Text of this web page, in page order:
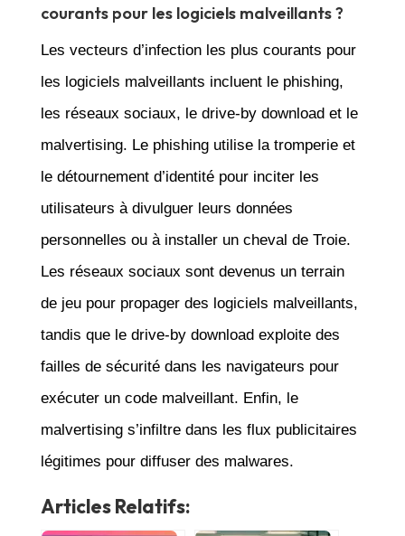
courants pour les logiciels malveillants ?
Les vecteurs d’infection les plus courants pour
les logiciels malveillants incluent le phishing,
les réseaux sociaux, le drive-by download et le
malvertising. Le phishing utilise la tromperie et
le détournement d’identité pour inciter les
utilisateurs à divulguer leurs données
personnelles ou à installer un cheval de Troie.
Les réseaux sociaux sont devenus un terrain
de jeu pour propager des logiciels malveillants,
tandis que le drive-by download exploite des
failles de sécurité dans les navigateurs pour
exécuter un code malveillant. Enfin, le
malvertising s’infiltre dans les flux publicitaires
légitimes pour diffuser des malwares.
Articles Relatifs: